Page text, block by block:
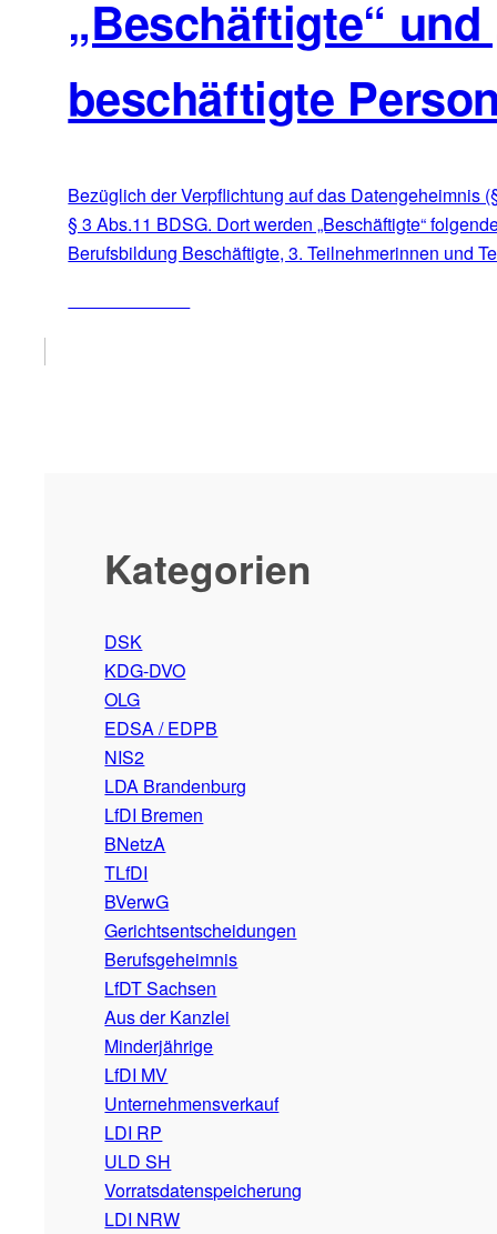
„Beschäftigte“
beschäftigte
Bezüglich der Verpflichtung auf das Datengeheimnis
§ 3 Abs.11 BDSG. Dort werden „Beschäftigte“
Berufsbildung Beschäftigte, 3. Teilnehmerinnen und
Kategorien
DSK
KDG-DVO
OLG
EDSA / EDPB
NIS2
LDA Brandenburg
LfDI Bremen
BNetzA
TLfDI
BVerwG
Gerichtsentscheidungen
Berufsgeheimnis
LfDT Sachsen
Aus der Kanzlei
Minderjährige
LfDI MV
Unternehmensverkauf
LDI RP
ULD SH
Vorratsdatenspeicherung
LDI NRW